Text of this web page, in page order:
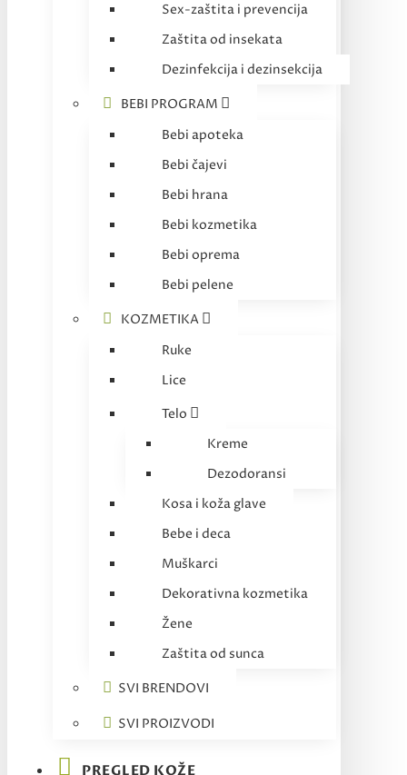
Sex-zaštita i prevencija
Zaštita od insekata
Dezinfekcija i dezinsekcija
BEBI PROGRAM
Bebi apoteka
Bebi čajevi
Bebi hrana
Bebi kozmetika
Bebi oprema
Bebi pelene
KOZMETIKA
Ruke
Lice
Telo
Kreme
Dezodoransi
Kosa i koža glave
Bebe i deca
Muškarci
Dekorativna kozmetika
Žene
Zaštita od sunca
SVI BRENDOVI
SVI PROIZVODI
PREGLED KOŽE